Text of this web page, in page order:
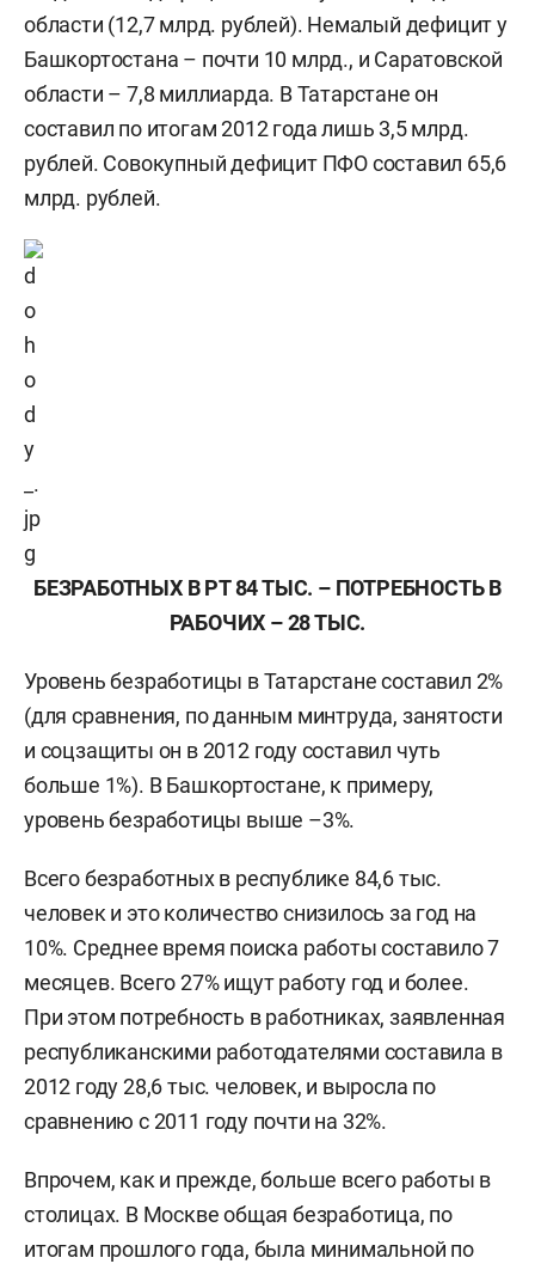
области (12,7 млрд. рублей). Немалый дефицит у
Башкортостана – почти 10 млрд., и Саратовской
области – 7,8 миллиарда. В Татарстане он
составил по итогам 2012 года лишь 3,5 млрд.
рублей. Совокупный дефицит ПФО составил 65,6
млрд. рублей.
БЕЗРАБОТНЫХ В РТ 84 ТЫС. – ПОТРЕБНОСТЬ В
РАБОЧИХ – 28 ТЫС.
Уровень безработицы в Татарстане составил 2%
(для сравнения, по данным минтруда, занятости
и соцзащиты он в 2012 году составил чуть
больше 1%). В Башкортостане, к примеру,
уровень безработицы выше –3%.
Всего безработных в республике 84,6 тыс.
человек и это количество снизилось за год на
10%. Среднее время поиска работы составило 7
месяцев. Всего 27% ищут работу год и более.
При этом потребность в работниках, заявленная
республиканскими работодателями составила в
2012 году 28,6 тыс. человек, и выросла по
сравнению с 2011 году почти на 32%.
Впрочем, как и прежде, больше всего работы в
столицах. В Москве общая безработица, по
итогам прошлого года, была минимальной по